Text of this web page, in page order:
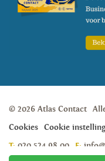
© 2026 Atlas Contact
Cookies
Cookie
T: 020 524 98 00 E: